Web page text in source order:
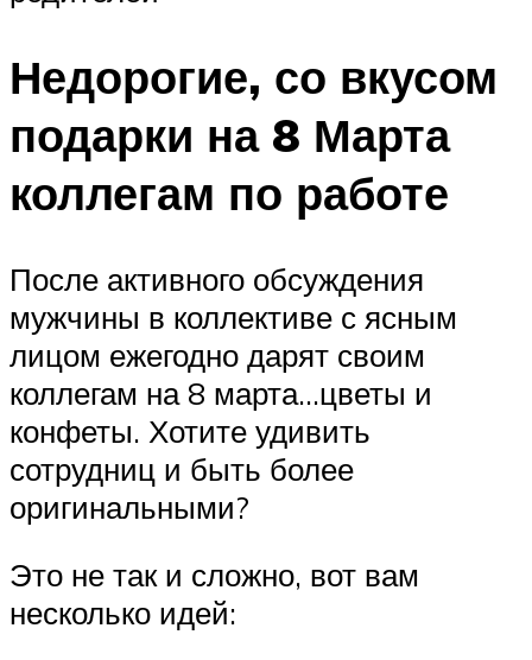
Недорогие, со вкусом
подарки на 8 Марта
коллегам по работе
После активного обсуждения
мужчины в коллективе с ясным
лицом ежегодно дарят своим
коллегам на 8 марта…цветы и
конфеты. Хотите удивить
сотрудниц и быть более
оригинальными?
Это не так и сложно, вот вам
несколько идей: